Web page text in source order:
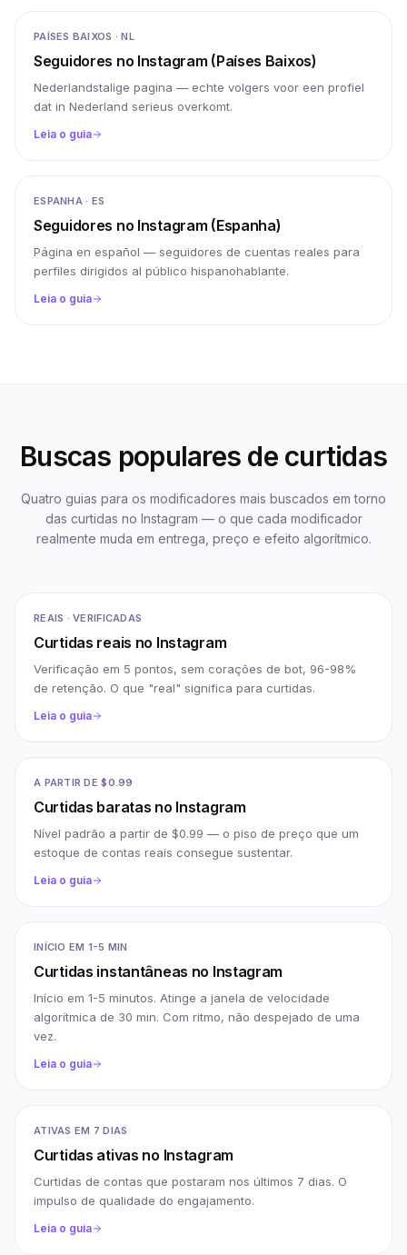
PAÍSES BAIXOS · NL
Seguidores no Instagram (Países Baixos)
Nederlandstalige pagina — echte volgers voor een profiel
dat in Nederland serieus overkomt.
Leia o guia
ESPANHA · ES
Seguidores no Instagram (Espanha)
Página en español — seguidores de cuentas reales para
perfiles dirigidos al público hispanohablante.
Leia o guia
Buscas populares de curtidas
Quatro guias para os modificadores mais buscados em torno
das curtidas no Instagram — o que cada modificador
realmente muda em entrega, preço e efeito algorítmico.
REAIS · VERIFICADAS
Curtidas reais no Instagram
Verificação em 5 pontos, sem corações de bot, 96-98%
de retenção. O que "real" significa para curtidas.
Leia o guia
A PARTIR DE $0.99
Curtidas baratas no Instagram
Nível padrão a partir de $0.99 — o piso de preço que um
estoque de contas reais consegue sustentar.
Leia o guia
INÍCIO EM 1-5 MIN
Curtidas instantâneas no Instagram
Início em 1-5 minutos. Atinge a janela de velocidade
algorítmica de 30 min. Com ritmo, não despejado de uma
vez.
Leia o guia
ATIVAS EM 7 DIAS
Curtidas ativas no Instagram
Curtidas de contas que postaram nos últimos 7 dias. O
impulso de qualidade do engajamento.
Leia o guia